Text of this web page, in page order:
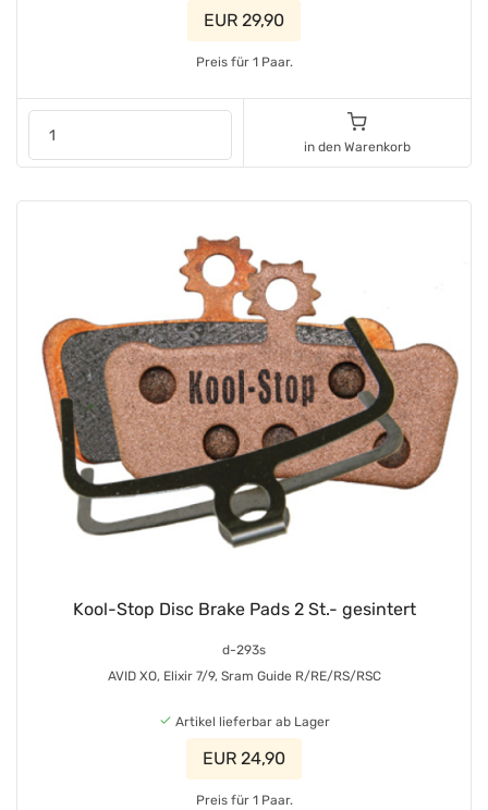
EUR 29,90
Preis für 1 Paar.
in den Warenkorb
Kool-Stop Disc Brake Pads 2 St.- gesintert
d-293s
AVID XO, Elixir 7/9, Sram Guide R/RE/RS/RSC
Artikel lieferbar ab Lager
EUR 24,90
Preis für 1 Paar.